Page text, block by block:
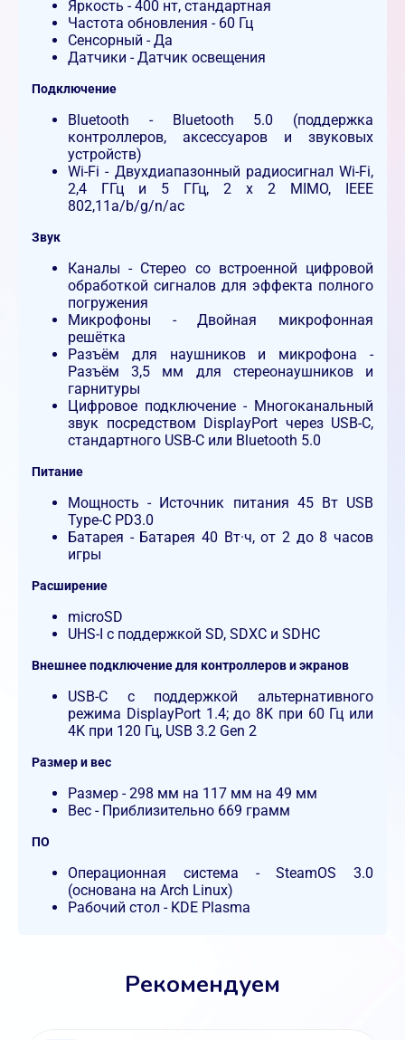
Яркость - 400 нт, стандартная
Частота обновления - 60 Гц
Сенсорный - Да
Датчики - Датчик освещения
Подключение
Bluetooth - Bluetooth 5.0 (поддержка
контроллеров, аксессуаров и звуковых
устройств)
Wi-Fi - Двухдиапазонный радиосигнал Wi-Fi,
2,4 ГГц и 5 ГГц, 2 x 2 MIMO, IEEE
802,11a/b/g/n/ac
Звук
Каналы - Стерео со встроенной цифровой
обработкой сигналов для эффекта полного
погружения
Микрофоны - Двойная микрофонная
решётка
Разъём для наушников и микрофона -
Разъём 3,5 мм для стереонаушников и
гарнитуры
Цифровое подключение - Многоканальный
звук посредством DisplayPort через USB-C,
стандартного USB-C или Bluetooth 5.0
Питание
Мощность - Источник питания 45 Вт USB
Type-C PD3.0
Батарея - Батарея 40 Вт·ч, от 2 до 8 часов
игры
Расширение
microSD
UHS-I с поддержкой SD, SDXC и SDHC
Внешнее подключение для контроллеров и экранов
USB-C с поддержкой альтернативного
режима DisplayPort 1.4; до 8K при 60 Гц или
4K при 120 Гц, USB 3.2 Gen 2
Размер и вес
Размер - 298 мм на 117 мм на 49 мм
Вес - Приблизительно 669 грамм
ПО
Операционная система - SteamOS 3.0
(основана на Arch Linux)
Рабочий стол - KDE Plasma
Рекомендуем